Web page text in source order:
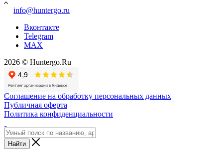
info@huntergo.ru
Вконтакте
Telegram
MAX
2026 © Huntergo.Ru
Соглашение на обработку персональных данных
Публичная оферта
Политика конфиденциальности
Найти